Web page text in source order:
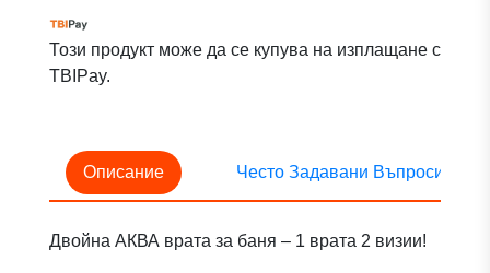
Този продукт може да се купува на изплащане с
TBIPay.
Описание Често Задавани Въпроси
Двойна АКВА врата за баня – 1 врата 2 визии!